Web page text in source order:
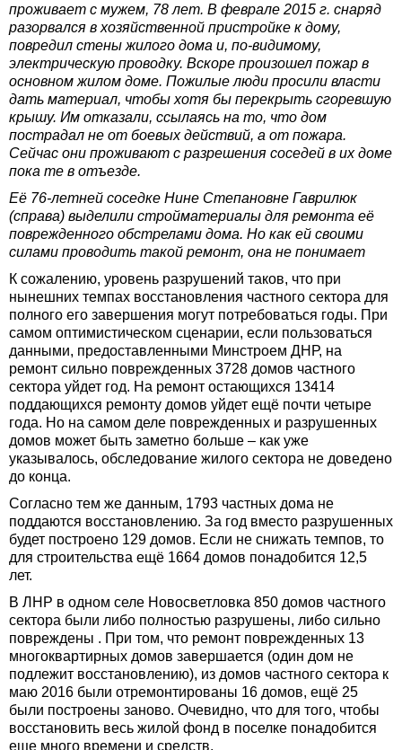
проживает с мужем, 78 лет. В феврале 2015 г. снаряд
разорвался в хозяйственной пристройке к дому,
повредил стены жилого дома и, по-видимому,
электрическую проводку. Вскоре произошел пожар в
основном жилом доме. Пожилые люди просили власти
дать материал, чтобы хотя бы перекрыть сгоревшую
крышу. Им отказали, ссылаясь на то, что дом
пострадал не от боевых действий, а от пожара.
Сейчас они проживают с разрешения соседей в их доме
пока те в отъезде.
Её 76-летней соседке Нине Степановне Гаврилюк
(справа) выделили стройматериалы для ремонта её
поврежденного обстрелами дома. Но как ей своими
силами проводить такой ремонт, она не понимает
К сожалению, уровень разрушений таков, что при
нынешних темпах восстановления частного сектора для
полного его завершения могут потребоваться годы. При
самом оптимистическом сценарии, если пользоваться
данными, предоставленными Минстроем ДНР, на
ремонт сильно поврежденных 3728 домов частного
сектора уйдет год. На ремонт остающихся 13414
поддающихся ремонту домов уйдет ещё почти четыре
года. Но на самом деле поврежденных и разрушенных
домов может быть заметно больше – как уже
указывалось, обследование жилого сектора не доведено
до конца.
Согласно тем же данным, 1793 частных дома не
поддаются восстановлению. За год вместо разрушенных
будет построено 129 домов. Если не снижать темпов, то
для строительства ещё 1664 домов понадобится 12,5
лет.
В ЛНР в одном селе Новосветловка 850 домов частного
сектора были либо полностью разрушены, либо сильно
повреждены . При том, что ремонт поврежденных 13
многоквартирных домов завершается (один дом не
подлежит восстановлению), из домов частного сектора к
маю 2016 были отремонтированы 16 домов, ещё 25
были построены заново. Очевидно, что для того, чтобы
восстановить весь жилой фонд в поселке понадобится
еще много времени и средств.